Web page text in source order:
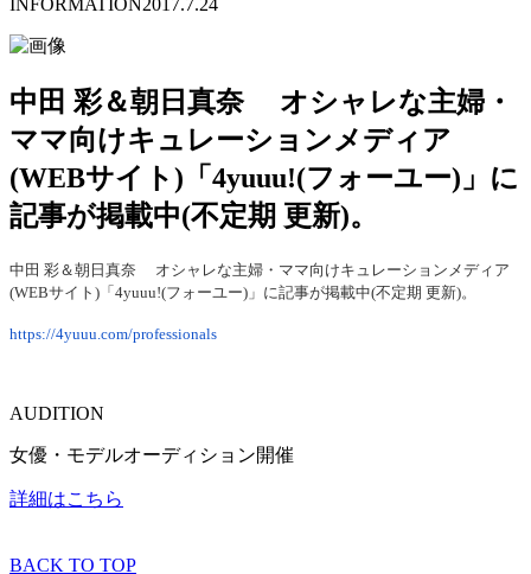
INFORMATION2017.7.24
中田 彩＆朝日真奈 オシャレな主婦・
ママ向けキュレーションメディア
(WEBサイト)「4yuuu!(フォーユー)」に
記事が掲載中(不定期 更新)。
中田 彩＆朝日真奈 オシャレな主婦・ママ向けキュレーションメディア
(WEBサイト)「4yuuu!(フォーユー)」に記事が掲載中(不定期 更新)。
https://4yuuu.com/professionals
AUDITION
女優・モデルオーディション開催
詳細はこちら
BACK TO TOP